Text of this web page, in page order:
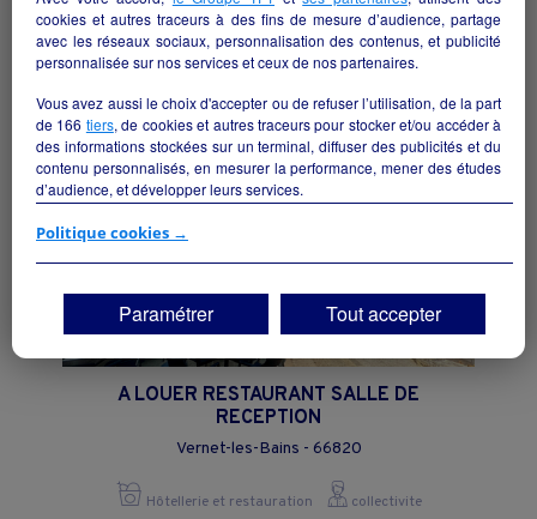
Hôtellerie et restauration particulier
A LOUER RESTAURANT SALLE DE
RECEPTION
Vernet-les-Bains - 66820
Hôtellerie et restauration collectivite
cookies et autres traceurs à des fins de mesure d’audience, partage
avec les réseaux sociaux, personnalisation des contenus, et publicité
personnalisée sur nos services et ceux de nos partenaires.
Vous avez aussi le choix d'accepter ou de refuser l’utilisation, de la part
de 166 tiers, de cookies et autres traceurs pour stocker et/ou accéder à
des informations stockées sur un terminal, diffuser des publicités et du
contenu personnalisés, en mesurer la performance, mener des études
d’audience, et développer leurs services.
Si vous continuez sans accepter, les fonctionnalités liées à la
vos centres d'intérêt. Seuls lescookies/traceurs techniquesseront
déposés et lus sur votre terminal.
Vous pouvez exprimer vos choix en cliquant sur "Tout accepter",
moment en cliquant sur le lien "Paramétrez vos choix" situé en bas de
Politique cookies →
Paramétrer Tout accepter